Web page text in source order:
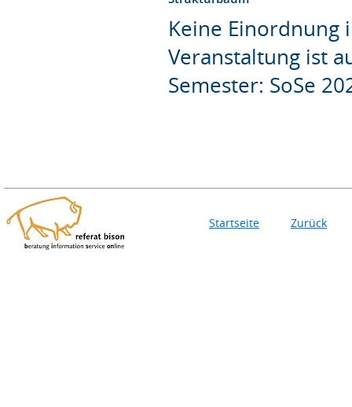
Keine Einordnung
Veranstaltung ist
Semester: SoSe
Startseite Zurück